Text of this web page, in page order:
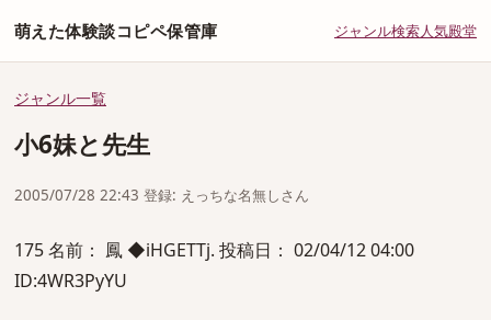
萌えた体験談コピペ保管庫 ジャンル検索人気殿堂
ジャンル一覧
小6妹と先生
2005/07/28 22:43 登録: えっちな名無しさん
175 名前： 鳳 ◆iHGETTj. 投稿日： 02/04/12 04:00
ID:4WR3PyYU